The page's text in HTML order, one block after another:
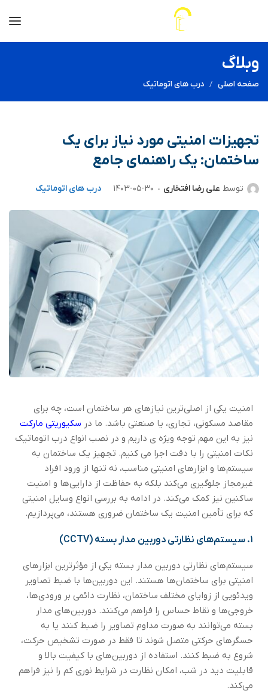
وبلاگ
صفحه اصلی درب های اتوماتیک
تجهیزات امنیتی مورد نیاز برای یک
ساختمان: یک راهنمای جامع
توسط علی رضا افتخاری ۱۴۰۳-۰۵-۳۰ درب های اتوماتیک
امنیت یکی از اصلی‌ترین نیازهای هر ساختمان است، چه برای
مقاصد مسکونی، تجاری، یا صنعتی باشد. ما در سکیوریتی مارکت
نیز به این مهم توجه ویژه ی داریم و در نصب انواع درب اتوماتیک
نکات امنیتی را با دقت اجرا می کنیم. تجهیز یک ساختمان به
سیستم‌ها و ابزارهای امنیتی مناسب، نه تنها از ورود افراد
غیرمجاز جلوگیری می‌کند بلکه به حفاظت از دارایی‌ها و امنیت
ساکنین نیز کمک می‌کند. در ادامه به بررسی انواع وسایل امنیتی
که برای تأمین امنیت یک ساختمان ضروری هستند، می‌پردازیم.
۱. سیستم‌های نظارتی دوربین مدار بسته (CCTV)
سیستم‌های نظارتی دوربین مدار بسته یکی از مؤثرترین ابزارهای
امنیتی برای ساختمان‌ها هستند. این دوربین‌ها با ضبط تصاویر
ویدئویی از زوایای مختلف ساختمان، نظارت دائمی بر ورودی‌ها،
خروجی‌ها و نقاط حساس را فراهم می‌کنند. دوربین‌های مدار
بسته می‌توانند به صورت مداوم تصاویر را ضبط کنند یا به
حسگرهای حرکتی متصل شوند تا فقط در صورت تشخیص حرکت،
شروع به ضبط کنند. استفاده از دوربین‌های با کیفیت بالا و
قابلیت دید در شب، امکان نظارت در شرایط نوری کم را نیز فراهم
می‌کند.